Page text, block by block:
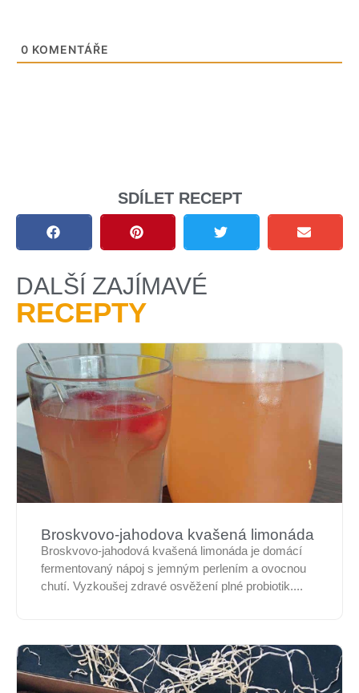
0 KOMENTÁŘE
SDÍLET RECEPT
DALŠÍ ZAJÍMAVÉ
RECEPTY
Broskvovo-jahodova kvašená limonáda
Broskvovo-jahodová kvašená limonáda je domácí
fermentovaný nápoj s jemným perlením a ovocnou
chutí. Vyzkoušej zdravé osvěžení plné probiotik....